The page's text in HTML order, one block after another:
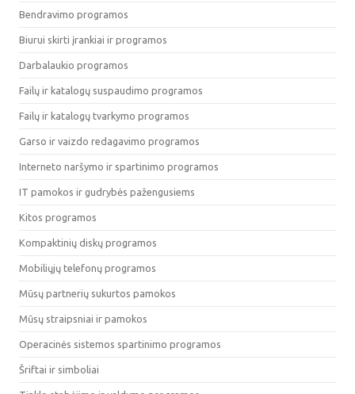
Bendravimo programos
Biurui skirti įrankiai ir programos
Darbalaukio programos
Failų ir katalogų suspaudimo programos
Failų ir katalogų tvarkymo programos
Garso ir vaizdo redagavimo programos
Interneto naršymo ir spartinimo programos
IT pamokos ir gudrybės pažengusiems
Kitos programos
Kompaktinių diskų programos
Mobiliųjų telefonų programos
Mūsų partnerių sukurtos pamokos
Mūsų straipsniai ir pamokos
Operacinės sistemos spartinimo programos
Šriftai ir simboliai